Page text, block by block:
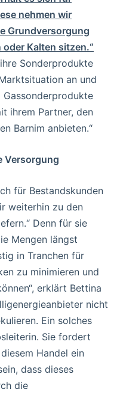
nehmen wir
Grundversorgung
Kalten sitzen.“
Sonderprodukte
an und
ihrem Partner, den
Barnim anbieten.“
Versorgung
für Bestandskunden
weiterhin zu den
Denn für sie
Mengen längst
in Tranchen für
zu minimieren und
erklärt Bettina
nicht
Ein solches
Sie fordert
Handel ein
dass dieses
die